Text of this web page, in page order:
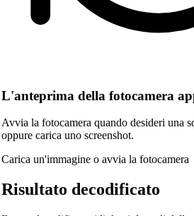
L'anteprima della fotocamera
Avvia la fotocamera quando desideri una
oppure carica uno screenshot.
Carica un'immagine o avvia la fotocamera
Risultato decodificato